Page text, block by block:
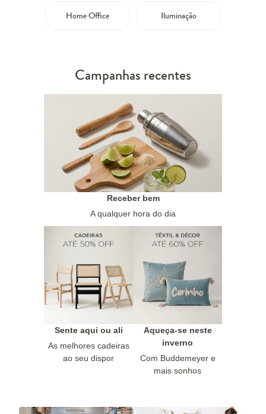
Home Office Iluminação
Campanhas recentes
Receber bem
A qualquer hora do dia
Sente aqui ou ali
As melhores cadeiras
ao seu dispor
Aqueça-se neste
inverno
Com Buddemeyer e
mais sonhos